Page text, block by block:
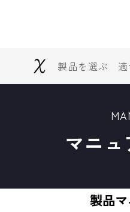
製品を選ぶ
マニ
製品